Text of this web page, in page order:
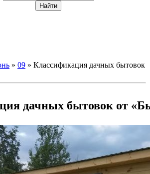
» 09 » Классификация дачных бытовок
дачных бытовок от